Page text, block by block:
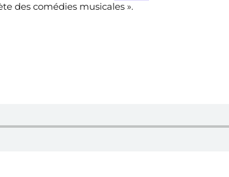
des comédies musicales ».